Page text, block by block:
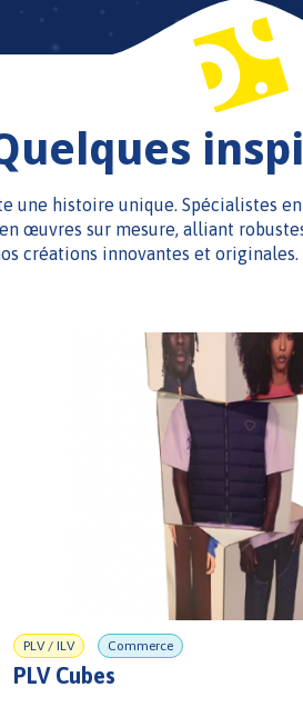
une histoire unique. Spécialistes
œuvres sur mesure, alliant
créations innovantes et originales.
PLV / ILV Commerce
PLV Cubes